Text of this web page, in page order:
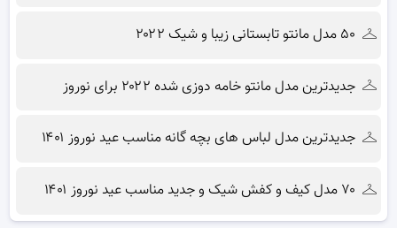
۵۰ مدل مانتو تابستانی زیبا و شیک ۲۰۲۲
جدیدترین مدل مانتو خامه دوزی شده ۲۰۲۲ برای نوروز
جدیدترین مدل لباس های بچه گانه مناسب عید نوروز ۱۴۰۱
۷۰ مدل کیف و کفش شیک و جدید مناسب عید نوروز ۱۴۰۱